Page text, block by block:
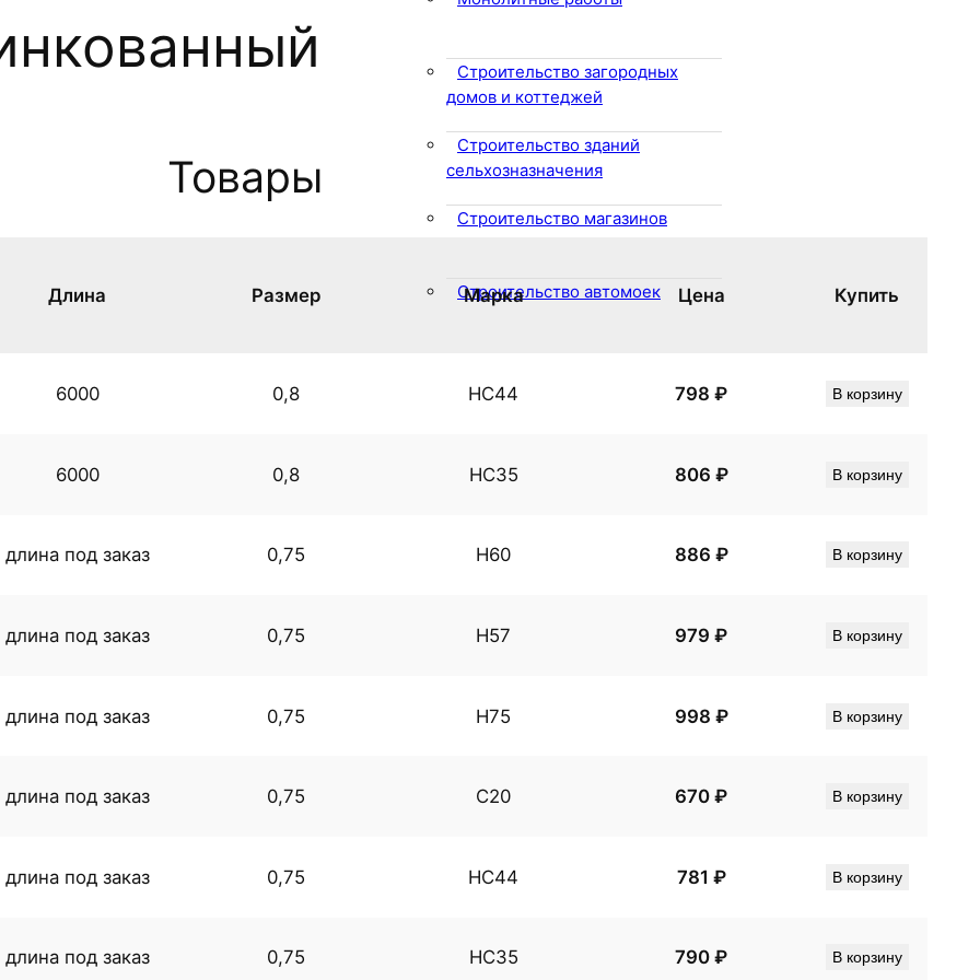
Строительство загородных
домов и коттеджей
Строительство зданий
сельхозназначения
Строительство магазинов
Строительство автомоек
Товары
Длина Размер Марка Цена Купить
6000 0,8 НС44 798₽ В корзину
6000 0,8 НС35 806 ₽ В корзину
длина под заказ 0,75 Н60 886 ₽ В корзину
длина под заказ 0,75 Н57 979₽ В корзину
длина под заказ 0,75 Н75 998 ₽ В корзину
длина под заказ 0,75 С20 670₽ В корзину
длина под заказ 0,75 НС44 781 ₽ В корзину
длина под заказ 0,75 НС35 790₽ В корзину